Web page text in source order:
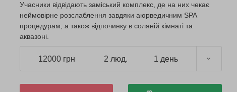
Учасники відвідають заміський комплекс, де на них чекає
неймовірне розслаблення завдяки аюрведичним SPA
процедурам, а також відпочинку в соляній кімнаті та
аквазоні.
12000 грн 2 люд. 1 день